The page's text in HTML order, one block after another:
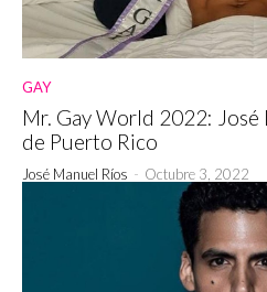
GAY
Mr. Gay World 2022: José
de Puerto Rico
José Manuel Ríos - Octubre 3, 2022